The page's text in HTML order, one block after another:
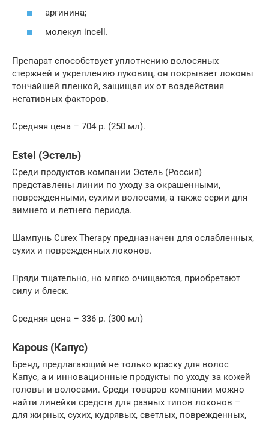
аргинина;
молекул incell.
Препарат способствует уплотнению волосяных
стержней и укреплению луковиц, он покрывает локоны
тончайшей пленкой, защищая их от воздействия
негативных факторов.
Средняя цена – 704 р. (250 мл).
Estel (Эстель)
Среди продуктов компании Эстель (Россия)
представлены линии по уходу за окрашенными,
поврежденными, сухими волосами, а также серии для
зимнего и летнего периода.
Шампунь Curex Therapy предназначен для ослабленных,
сухих и поврежденных локонов.
Пряди тщательно, но мягко очищаются, приобретают
силу и блеск.
Средняя цена – 336 р. (300 мл)
Kapous (Капус)
Бренд, предлагающий не только краску для волос
Капус, а и инновационные продукты по уходу за кожей
головы и волосами. Среди товаров компании можно
найти линейки средств для разных типов локонов –
для жирных, сухих, кудрявых, светлых, поврежденных,